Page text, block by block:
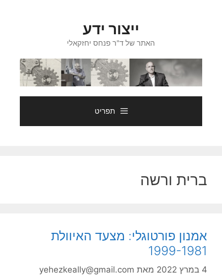
ייצור ידע
האתר של ד"ר פנחס יחזקאלי
תפריט
ברית ורשה
אמנון פורטוגלי: מצעד האיוולת
1999-1981
4 במרץ 2022 מאת yehezkeally@gmail.com